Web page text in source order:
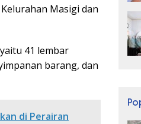
Masigi dan
41 lembar
barang, dan
di Perairan